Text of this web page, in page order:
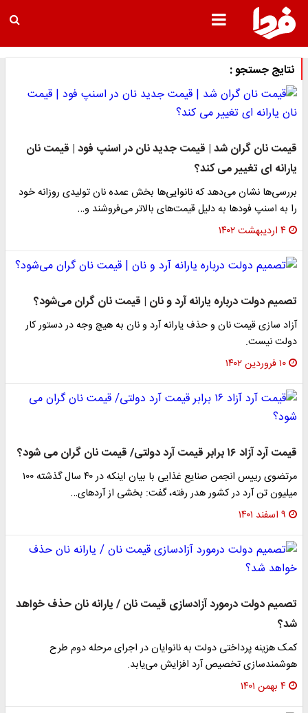
نتایج جستجو :
قیمت نان گران شد | قیمت جدید نان در اسنپ فود | قیمت نان
یارانه ای تغییر می کند؟
بررسی‌ها نشان می‌دهد که نانوایی‌ها بخش عمده نان تولیدی روزانه خود
را به اسنپ فودها به دلیل قیمت‌های بالاتر می‌فروشند و…
۴ اردیبهشت ۱۴۰۲
تصمیم دولت درباره یارانه آرد و نان | قیمت نان گران می‌شود؟
آزاد سازی قیمت نان و حذف یارانه آرد و نان به هیچ وجه در دستور کار
دولت نیست.
۱۰ فروردین ۱۴۰۲
قیمت آرد آزاد ۱۶ برابر قیمت آرد دولتی/ قیمت نان گران می شود؟
مرتضوی رییس انجمن‌ صنایع غذایی با بیان اینکه در ۴۰ سال گذشته ۱۰۰
میلیون تن آرد در کشور هدر رفته، گفت: بخشی از آردهای…
۹ اسفند ۱۴۰۱
تصمیم دولت درمورد آزادسازی قیمت نان / یارانه نان حذف خواهد
‌شد؟
کمک هزینه پرداختی دولت به نانوایان در اجرای مرحله دوم طرح
هوشمندسازی تخصیص آرد افزایش می‌یابد.
۴ بهمن ۱۴۰۱